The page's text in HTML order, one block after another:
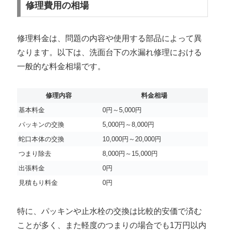
修理費用の相場
修理料金は、問題の内容や使用する部品によって異
なります。以下は、洗面台下の水漏れ修理における
一般的な料金相場です。
修理内容
料金相場
基本料金
0円～5,000円
パッキンの交換
5,000円～8,000円
蛇口本体の交換
10,000円～20,000円
つまり除去
8,000円～15,000円
出張料金
0円
見積もり料金
0円
特に、パッキンや止水栓の交換は比較的安価で済む
ことが多く、また軽度のつまりの場合でも1万円以内